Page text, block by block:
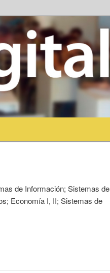
de Información; Sistemas de
Economía I, II; Sistemas de